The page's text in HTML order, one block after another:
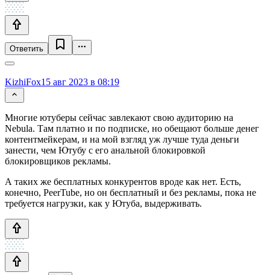
Ответить
KizhiFox15 авг 2023 в 08:19
Многие ютуберы сейчас завлекают свою аудиторию на
Nebula. Там платно и по подписке, но обещают больше денег
контентмейкерам, и на мой взгляд уж лучше туда деньги
занести, чем Ютубу с его анальной блокировкой
блокировщиков рекламы.
А таких же бесплатных конкурентов вроде как нет. Есть,
конечно, PeerTube, но он бесплатный и без рекламы, пока не
требуется нагрузки, как у Ютуба, выдерживать.